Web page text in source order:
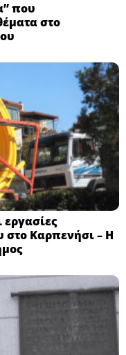
που
στο
εργασίες
στο Καρπενήσι – Η